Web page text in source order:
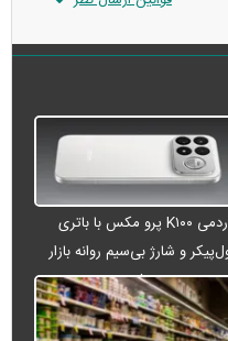
ردمی K۱۰۰ پرو مکس با باتری
و شارژ بی‌سیم روانه بازار
می‌شود